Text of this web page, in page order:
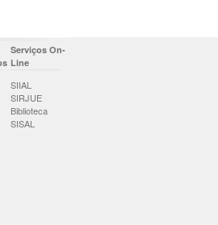
Serviços On-
Line
SIIAL
SIRJUE
Biblioteca
SISAL